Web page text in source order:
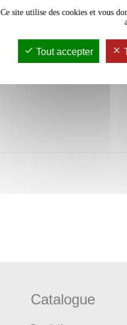
Catalogue
Ce site utilise des cookies et vous
Tout accepter